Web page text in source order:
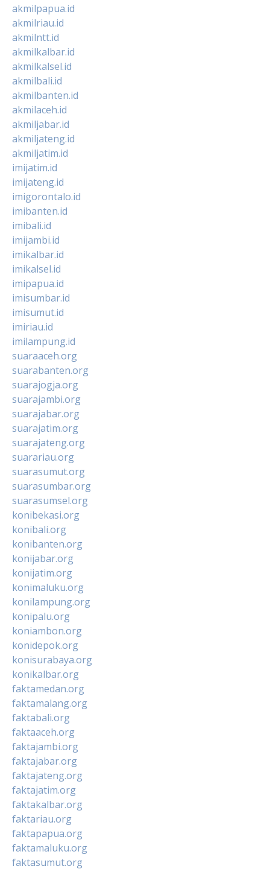
akmilpapua.id
akmilriau.id
akmilntt.id
akmilkalbar.id
akmilkalsel.id
akmilbali.id
akmilbanten.id
akmilaceh.id
akmiljabar.id
akmiljateng.id
akmiljatim.id
imijatim.id
imijateng.id
imigorontalo.id
imibanten.id
imibali.id
imijambi.id
imikalbar.id
imikalsel.id
imipapua.id
imisumbar.id
imisumut.id
imiriau.id
imilampung.id
suaraaceh.org
suarabanten.org
suarajogja.org
suarajambi.org
suarajabar.org
suarajatim.org
suarajateng.org
suarariau.org
suarasumut.org
suarasumbar.org
suarasumsel.org
konibekasi.org
konibali.org
konibanten.org
konijabar.org
konijatim.org
konimaluku.org
konilampung.org
konipalu.org
koniambon.org
konidepok.org
konisurabaya.org
konikalbar.org
faktamedan.org
faktamalang.org
faktabali.org
faktaaceh.org
faktajambi.org
faktajabar.org
faktajateng.org
faktajatim.org
faktakalbar.org
faktariau.org
faktapapua.org
faktamaluku.org
faktasumut.org